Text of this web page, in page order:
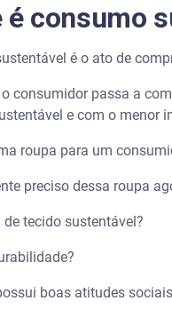
é consumo
é o ato de
consumidor passa a
e com o menor
roupa para um
preciso dessa roupa
de tecido sustentável?
boas atitudes